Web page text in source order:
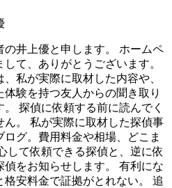
の井上優と申します。 ホームペ
て、ありがとうございます。
私が実際に取材した内容や、
験を持つ友人からの聞き取り
探偵に依頼する前に読んでく
ん。 私が実際に取材した探偵事
グ。費用料金や相場、どこま
して依頼できる探偵と、逆に依
偵をお知らせします。 有利にな
格安料金で証拠がとれない。 追